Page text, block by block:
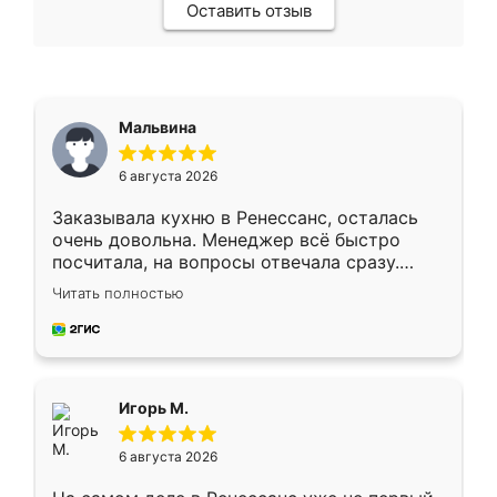
Оставить отзыв
Мальвина
6 августа 2026
Заказывала кухню в Ренессанс, осталась
очень довольна. Менеджер всё быстро
посчитала, на вопросы отвечала сразу.
Замерщик приехал в субботу, подошёл к
делу со всей ответственностью. Собрали
за день, ребята работали аккуратно, даже
Читать полностью
Игорь М.
6 августа 2026